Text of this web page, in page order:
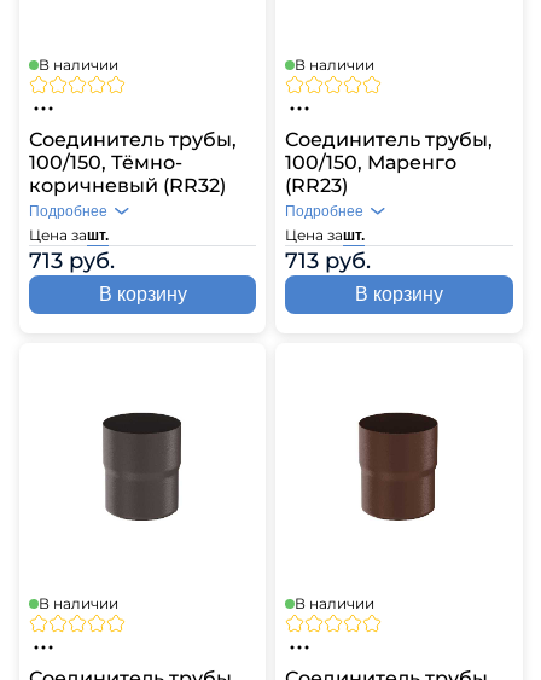
В наличии
Соединитель трубы,
100/150, Тёмно-
коричневый (RR32)
Цена зашт.
713 руб.
Подробнее
В корзину
В наличии
Соединитель трубы,
100/150, Маренго
(RR23)
Цена зашт.
713 руб.
Подробнее
В корзину
В наличии В наличии